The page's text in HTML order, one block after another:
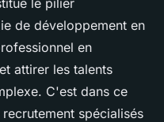
de développement en
en
attirer les talents
C'est dans ce
spécialisés